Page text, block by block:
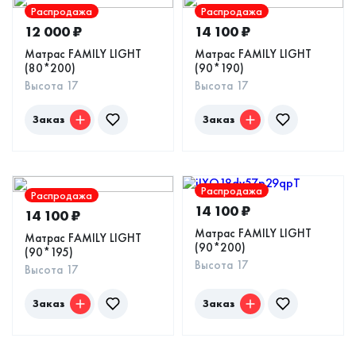
Распродажа
12 000₽
Матрас FAMILY LIGHT
(80*200)
Высота 17
Заказ
Распродажа
14 100₽
Матрас FAMILY LIGHT
(90*190)
Высота 17
Заказ
Распродажа
14 100₽
Матрас FAMILY LIGHT
(90*195)
Высота 17
Заказ
Распродажа
14 100₽
Матрас FAMILY LIGHT
(90*200)
Высота 17
Заказ